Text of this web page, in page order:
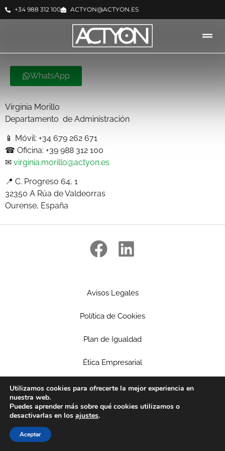
+34 988 312 100 ACTYON@ACTYON.ES
WhatsApp
Virginia Morillo
Departamento de Administración
📱 Móvil: +34 679 262 671
☎ Oficina: +39 988 312 100
✉ virginia.morillo@actyon.es
📍 C. Progreso 64, 1
32350 A Rúa de Valdeorras
Ourense, España
Avisos Legales
Política de Cookies
Plan de Igualdad
Ética Empresarial
Política de privacidad
Patrocinios
Utilizamos cookies para ofrecerte la mejor experiencia en
nuestra web.
Puedes aprender más sobre qué cookies utilizamos o
desactivarlas en los ajustes.
Aceptar